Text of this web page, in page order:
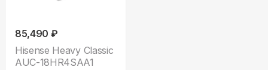
85,490 ₽
Hisense Heavy Classic
AUC-18HR4SAA1